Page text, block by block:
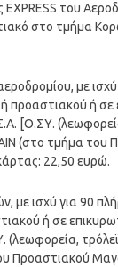
του
στο τμήμα
με
ή
[Ο.ΣΥ.
(στο τμήμα
22,50 ευρώ.
με ισχύ για 90
ή σε
Προαστιακού